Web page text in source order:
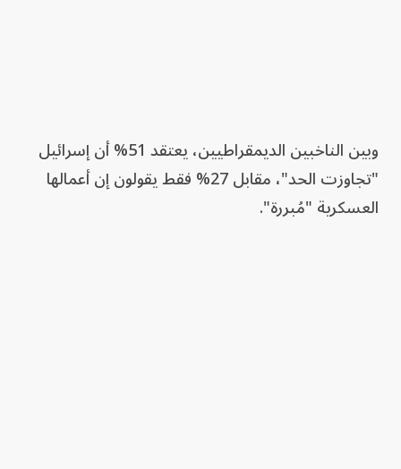
وبين الناخبين الديمقراطيين، يعتقد 51% أن إسرائيل
"تجاوزت الحد"، مقابل 27% فقط يقولون إن أعمالها
العسكرية "مُبررة".